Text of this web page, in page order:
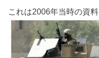
これは2006年当時の資料